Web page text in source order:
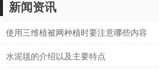
新闻资讯
使用三维植被网种植时要注意哪些内容
水泥毯的介绍以及主要特点